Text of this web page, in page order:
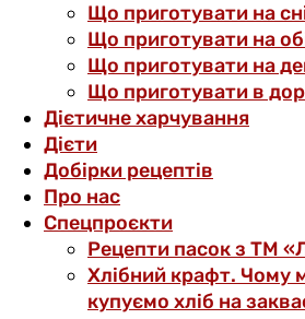
Що приготувати на
Що приготувати на
Що приготувати на
Що приготувати в
Дієтичне харчування
Дієти
Добірки рецептів
Про нас
Спецпроєкти
Рецепти пасок з ТМ
Хлібний крафт. Чому
купуємо хліб на